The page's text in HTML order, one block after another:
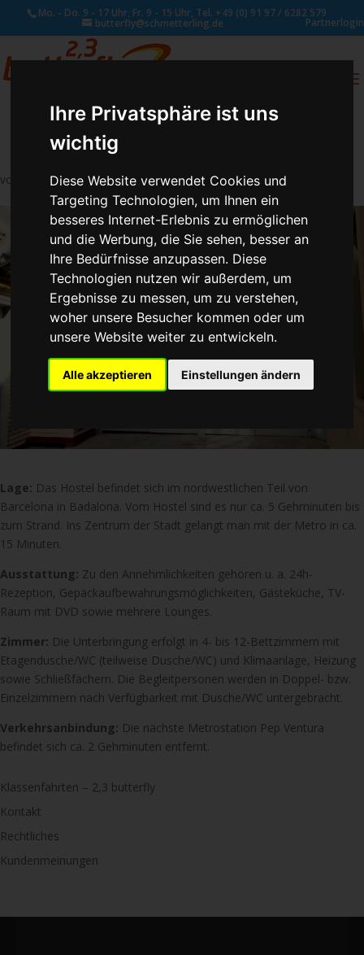
Ihre Privatsphäre ist uns
wichtig
Diese Website verwendet Cookies und
Targeting Technologien, um Ihnen ein
besseres Internet-Erlebnis zu ermöglichen
und die Werbung, die Sie sehen, besser an
Ihre Bedürfnisse anzupassen. Diese
Technologien nutzen wir außerdem, um
Ergebnisse zu messen, um zu verstehen,
woher unsere Besucher kommen oder um
unsere Website weiter zu entwickeln.
Alle akzeptieren Einstellungen ändern
Mo. - Do. 9 - 17 Uhr, Fr. 9 - 15 Uhr, Tel. +49 (0) 91 97 / 6282 579
butterfly@schmetterling.de Partnerlogin
von Susan Naumann|Jan. 4, 2018
Lage: Das Hostel befindet sich im nordwestlichen Teil von
Barcelona in Badalona. Vom Hostel sind es nur ca. 5 Gehminuten bis
zum Strand. Ins Zentrum der Stadt gelangt man mit der Metro in ca.
15 Minuten.
Ausstattung: Zu den Annehmlichkeiten gehören u. a. 24h-
Rezeption, Gepäckaufbewahrungsmöglichkeiten, Gästeküche, TV-
Raum mit DVD sowie mehrere Lounges.
Zimmer: Die Unterbringung erfolgt in 4- bis 12-Bettzimmern mit
Etagendusche/WC (teilweise Dusche/WC) und Klimaanlage, Heizung
sowie Schließfächern. Die Begleitpersonen werden in Doppel- bzw.
Einzelzimmern nach Verfügbarkeit mit Dusche/WC untergebracht.
Verkehrsanbindung: Die nächste Metrostation Pep Ventura
befindet sich ca. 2 Gehminuten entfernt.
Klassenfahrten – 2,3 butterfly
Kontakt
Rechtliches
Kundenmeinungen